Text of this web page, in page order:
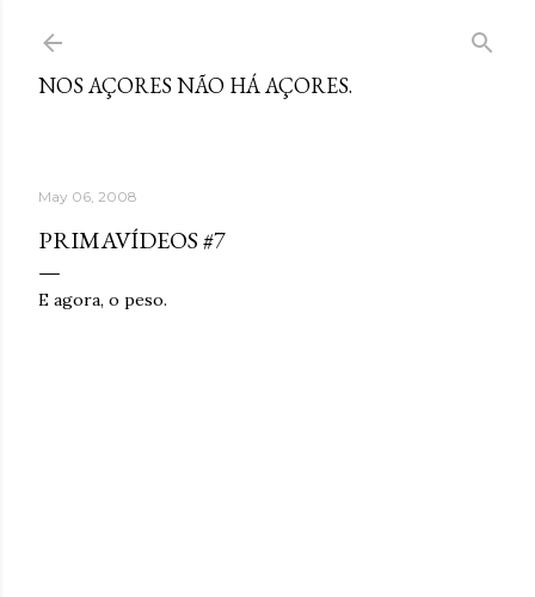
NOS AÇORES NÃO HÁ AÇORES.
May 06, 2008
PRIMAVÍDEOS #7
E agora, o peso.